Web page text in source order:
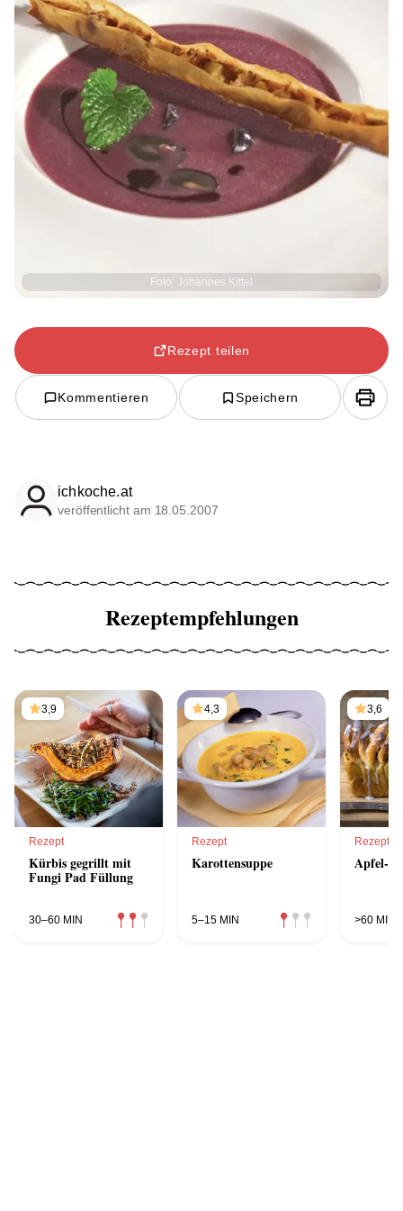
Foto: Johannes Kittel
Rezept teilen
Kommentieren Speichern
ichkoche.at
veröffentlicht am 18.05.2007
Rezeptempfehlungen
3,9
Rezept
Kürbis gegrillt mit
Fungi Pad Füllung
30–60 MIN
4,3
Rezept
Karottensuppe
5–15 MIN
3,6
Rezept
Apfel-
>60 MIN